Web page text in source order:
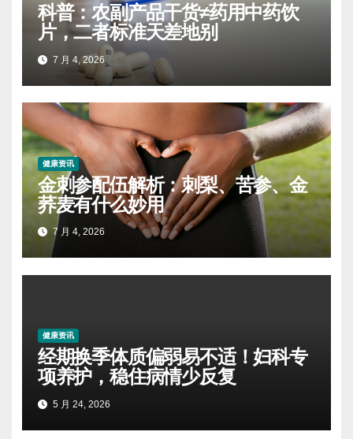
科普：农副产品干货≠药用中药饮
片，二者标准天差地别
7 月 4, 2026
健康资讯
金刺参配伍解析：刺梨、苦参、金
荞麦有什么妙用
7 月 4, 2026
健康资讯
经期换季体质偏弱易不适！妇科专
项养护，稳住病情少反复
5 月 24, 2026